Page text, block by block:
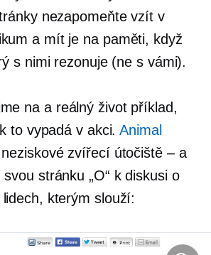
nezapomeňte vzít v
a mít je na paměti, když
s nimi rezonuje (ne s vámi).
na a reálný životpříklad,
to vypadá v akci.Animal
neziskovézvířecí útočiště – a
stránku „O“ k diskusi o
kterým slouží: